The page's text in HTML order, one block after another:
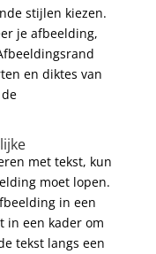
stijlen kiezen.
je afbeelding,
en diktes van
met tekst, kun
moet lopen.
in een
in een kader om
tekst langs een